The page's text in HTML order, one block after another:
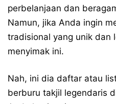
perbelanjaan dan
Namun, jika Anda ingin
tradisional yang unik dan
menyimak ini.
Nah, ini dia daftar atau
berburu takjil legendaris